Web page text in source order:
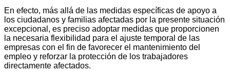
En efecto, más allá de las medidas específicas de apoyo a
los ciudadanos y familias afectadas por la presente situación
excepcional, es preciso adoptar medidas que proporcionen
la necesaria flexibilidad para el ajuste temporal de las
empresas con el fin de favorecer el mantenimiento del
empleo y reforzar la protección de los trabajadores
directamente afectados.